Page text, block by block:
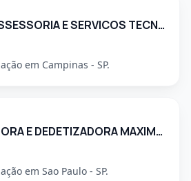
DEFENZZA ASSESSORIA E SERVICOS TECNICOS LTDA
em Campinas - SP.
DESENTUPIDORA E DEDETIZADORA MAXIMO EMPENHO LTDA
em Sao Paulo - SP.